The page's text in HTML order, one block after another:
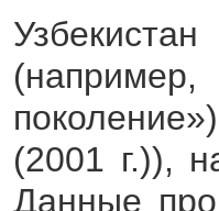
(2001 г.)),
Данные